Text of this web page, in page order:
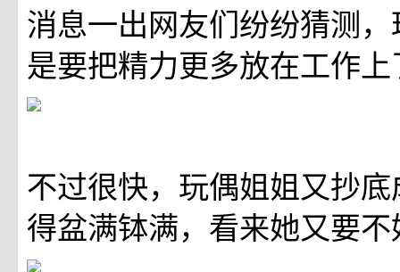
消息一出网友们纷纷猜测
是要把精力更多放在工作
不过很快，玩偶姐姐又抄
得盆满钵满，看来她又要